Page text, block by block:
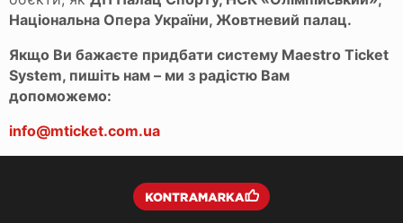
Національна Опера України, Жовтневий палац.
Якщо Ви бажаєте придбати систему Maestro Ticket
System, пишіть нам – ми з радістю Вам
допоможемо:
info@mticket.com.ua